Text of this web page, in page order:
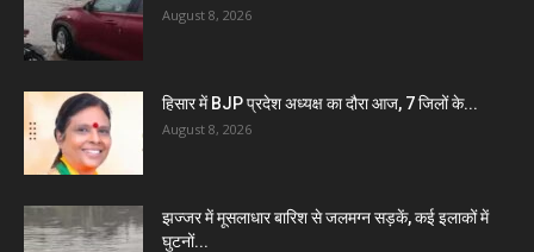
August 8, 2026
हिसार में BJP प्रदेश अध्यक्ष का दौरा आज, 7 जिलों के...
August 8, 2026
झज्जर में मूसलाधार बारिश से जलमग्न सड़कें, कई इलाकों में
घुटनों...